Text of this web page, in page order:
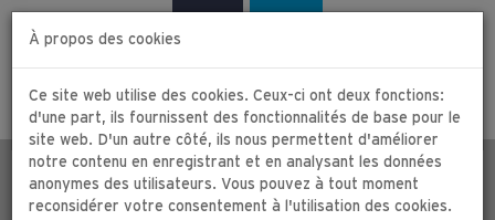
Epson SureLab SL-D500
À propos des cookies
Ce site web utilise des cookies. Ceux-ci ont deux fonctions:
d'une part, ils fournissent des fonctionnalités de base pour le
site web. D'un autre côté, ils nous permettent d'améliorer
notre contenu en enregistrant et en analysant les données
anonymes des utilisateurs. Vous pouvez à tout moment
reconsidérer votre consentement à l'utilisation des cookies.